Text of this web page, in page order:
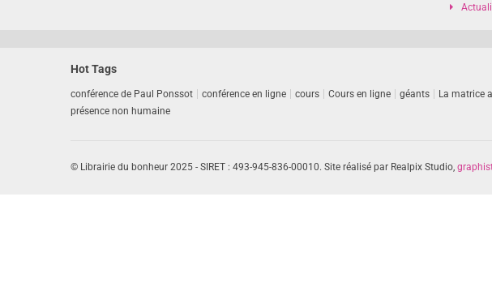
Hot Tags
conférence de Paul Ponssot conférence en ligne cours Cours en ligne géants La matrice
présence non humaine
© Librairie du bonheur 2025 - SIRET : 493-945-836-00010. Site réalisé par Realpix Studio,